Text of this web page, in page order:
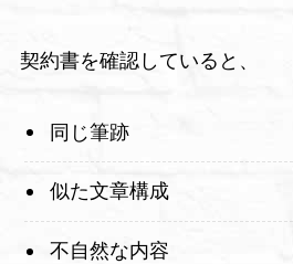
契約書を確認していると、
同じ筆跡
似た文章構成
不自然な内容